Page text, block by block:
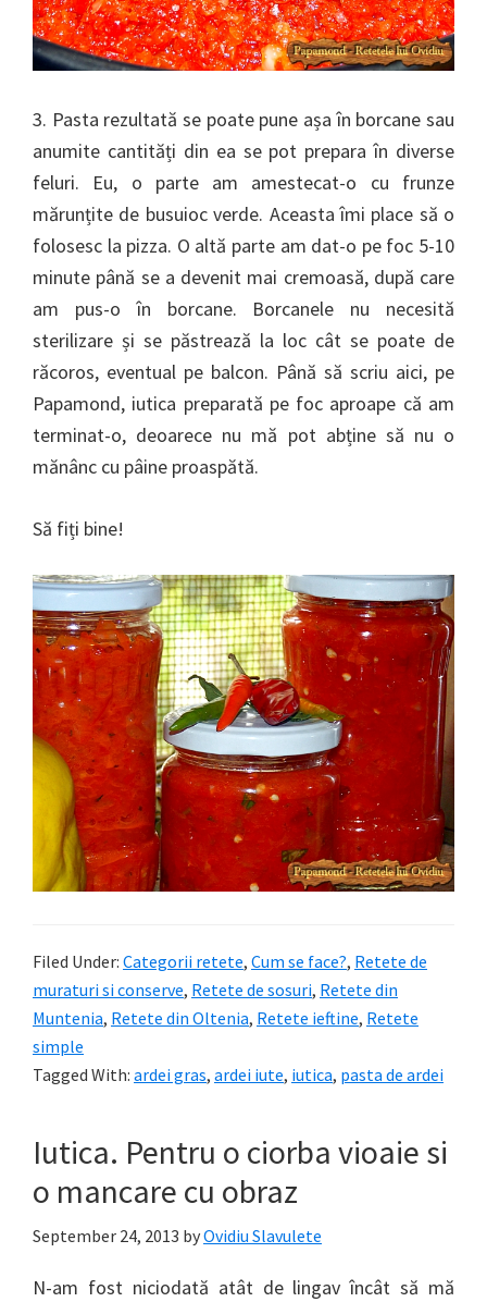
3. Pasta rezultată se poate pune așa în borcane sau
anumite cantități din ea se pot prepara în diverse
feluri. Eu, o parte am amestecat-o cu frunze
mărunțite de busuioc verde. Aceasta îmi place să o
folosesc la pizza. O altă parte am dat-o pe foc 5-10
minute până se a devenit mai cremoasă, după care
am pus-o în borcane. Borcanele nu necesită
sterilizare și se păstrează la loc cât se poate de
răcoros, eventual pe balcon. Până să scriu aici, pe
Papamond, iutica preparată pe foc aproape că am
terminat-o, deoarece nu mă pot abține să nu o
mănânc cu pâine proaspătă.
Să fiți bine!
Filed Under: Categorii retete, Cum se face?, Retete de
muraturi si conserve, Retete de sosuri, Retete din
Muntenia, Retete din Oltenia, Retete ieftine, Retete
simple
Tagged With: ardei gras, ardei iute, iutica, pasta de ardei
Iutica. Pentru o ciorba vioaie si
o mancare cu obraz
September 24, 2013 byOvidiu Slavulete
N-am fost niciodată atât de lingav încât să mă